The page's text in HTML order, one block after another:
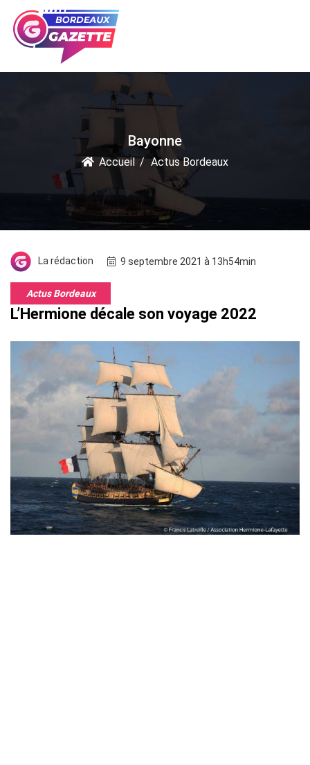
Bayonne
Accueil Actus Bordeaux
La rédaction 9 septembre 2021 à 13h54min
Actus Bordeaux
L’Hermione décale son voyage 2022